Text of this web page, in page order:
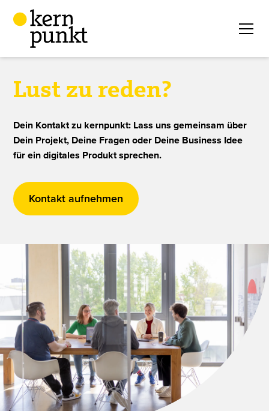
Lust zu reden?
Dein Kontakt zu kernpunkt: Lass uns gemeinsam über
Dein Projekt, Deine Fragen oder Deine Business Idee
für ein digitales Produkt sprechen.
Kontakt aufnehmen